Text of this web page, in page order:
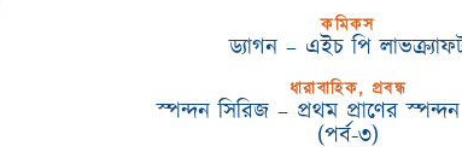
কমিকস
ড্যাগন – এইচ পি
ধারাবাহিক, প্রবন্ধ
স্পন্দন সিরিজ – প্রথম প্রাণের
(পর্ব-৩)